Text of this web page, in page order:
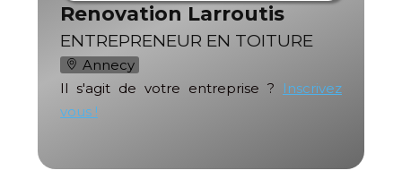
Renovation Larroutis
ENTREPRENEUR EN TOITURE
Annecy
Il s'agit de votre entreprise ?
Inscrivez
vous !